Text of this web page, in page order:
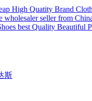
High Quatity Brand
wholesaler seller from
best Quality Beautiful
斯